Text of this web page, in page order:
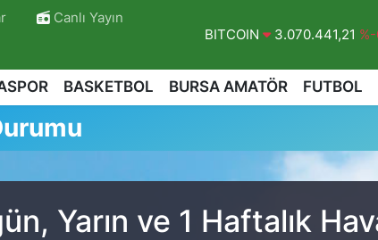
Canlı Yayın
BITCOIN 3.070.441,21 %-
DOLAR
47,7069
GRAM ALTIN
6574.81
BASKETBOL BURSA AMATÖR FUTBOL
Yarın ve 1 Haftalık